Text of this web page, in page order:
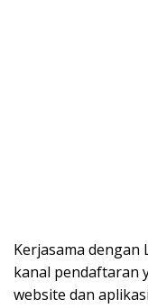
Kerjasama
kanal pendaftaran
website dan